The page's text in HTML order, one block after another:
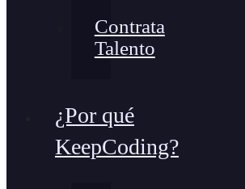
Contrata
Talento
¿Por qué
KeepCoding?